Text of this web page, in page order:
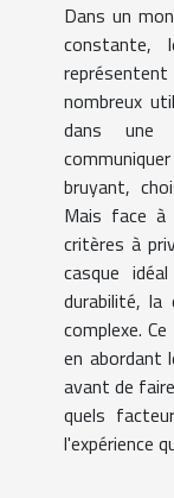
Dans un
constante,
nombreux
dans une
bruyant,
Mais face
critères à
casque
durabilité,
complexe.
en abordant
avant de
quels
l'expérience